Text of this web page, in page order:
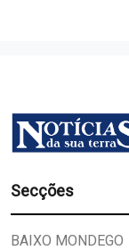
Secções
BAIXO MONDEGO